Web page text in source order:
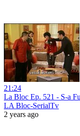
21:24
La Bloc Ep. 521 - S-a
LA Bloc-SerialTv
2 years ago